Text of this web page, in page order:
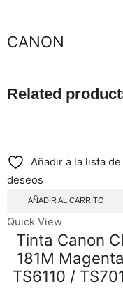
CANON
Related
Añadir a la lista de
deseos
AÑADIR AL CARRITO
Quick View
Tinta Canon
181M
TS6110 / TS701